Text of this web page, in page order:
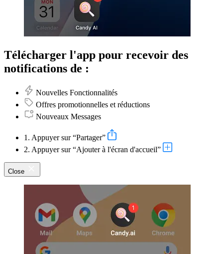
Télécharger l'app pour recevoir des
notifications de :
Nouvelles Fonctionnalités
Offres promotionnelles et réductions
Nouveaux Messages
1. Appuyer sur “Partager”
2. Appuyer sur “Ajouter à l'écran d'accueil”
Close